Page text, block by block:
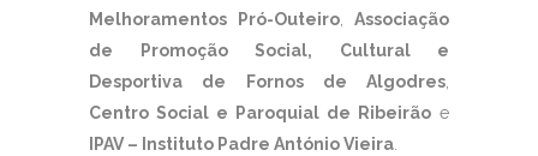
Melhoramentos Pró-Outeiro, Associação
de Promoção Social, Cultural e
Desportiva de Fornos de Algodres
Centro Social e Paroquial de Ribeirão e
IPAV – Instituto Padre António Vieira